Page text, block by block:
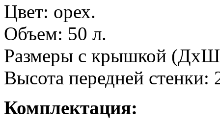
Цвет: орех.
Объем: 50 л.
Размеры с крышкой
Высота передней стенки:
Комплектация: